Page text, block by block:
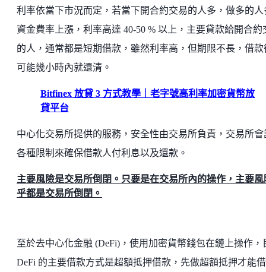
利率依當下市況而定，若當下開合約交易的人多，做多的人
資金費率上漲，利率高達 40-50 % 以上，主要貸款給開合約
的人，通常都是短期借款，雖然利率高，但期限不長，借款
可能幾小時內就還清。
Bitfinex 放貸 3 方式教學｜老字號高利率加密貨幣放
貸平台
中心化交易所提供的服務，安全性由交易所負責，交易所會
各種限制來確保借款人付利息以及還款。
主要風險是交易所倒閉。只要是在交易所內的操作，主要風
乎都是交易所倒閉。
至於去中心化金融 (DeFi)，使用加密貨幣錢包在鏈上操作，
DeFi 的主要借款方式是超額抵押借款，先做超額抵押才能借